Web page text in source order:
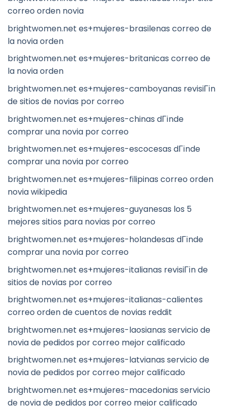
correo orden novia
brightwomen.net es+mujeres-brasilenas correo de
la novia orden
brightwomen.net es+mujeres-britanicas correo de
la novia orden
brightwomen.net es+mujeres-camboyanas revisiГіn
de sitios de novias por correo
brightwomen.net es+mujeres-chinas dГіnde
comprar una novia por correo
brightwomen.net es+mujeres-escocesas dГіnde
comprar una novia por correo
brightwomen.net es+mujeres-filipinas correo orden
novia wikipedia
brightwomen.net es+mujeres-guyanesas los 5
mejores sitios para novias por correo
brightwomen.net es+mujeres-holandesas dГіnde
comprar una novia por correo
brightwomen.net es+mujeres-italianas revisiГіn de
sitios de novias por correo
brightwomen.net es+mujeres-italianas-calientes
correo orden de cuentos de novias reddit
brightwomen.net es+mujeres-laosianas servicio de
novia de pedidos por correo mejor calificado
brightwomen.net es+mujeres-latvianas servicio de
novia de pedidos por correo mejor calificado
brightwomen.net es+mujeres-macedonias servicio
de novia de pedidos por correo mejor calificado